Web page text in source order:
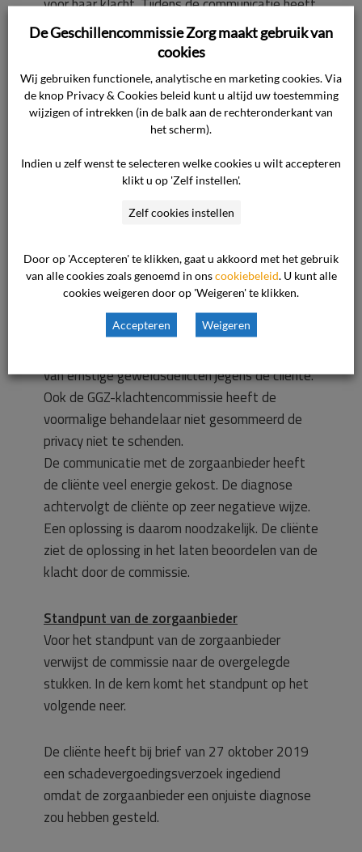
de cliënte nadrukkelijk aangegeven dat zij een
slechte ervaring heeft met de GGZ-
klachtencommissie. Dit is ook door de
zorgaanbieder erkend waarna zij twee
oplossingen boden. (1) De zorgaanbieder zou
zelf advies vragen bij de GGZ-
klachtencommissie en cliënte over het advies
informeren. (2) De cliënte kon haar brief
dat de diagnose ‘Persoonlijkheidsstoornis nao’
geven dat er alleen sprake is van ASS. Geen van
de geboden oplossingen is passend. Er is sprake
van ernstige vertrouwensbreuken onder meer
doordat er tot jaren na haar behandeling
van ernstige geweldsdelicten jegens de cliënte.
Ook de GGZ-klachtencommissie heeft de
voormalige behandelaar niet gesommeerd de
privacy niet te schenden.
De communicatie met de zorgaanbieder heeft
de cliënte veel energie gekost. De diagnose
achtervolgt de cliënte op zeer negatieve wijze.
Een oplossing is daarom noodzakelijk. De cliënte
ziet de oplossing in het laten beoordelen van de
klacht door de commissie.
Standpunt van de zorgaanbieder
Voor het standpunt van de zorgaanbieder
verwijst de commissie naar de overgelegde
stukken. In de kern komt het standpunt op het
volgende neer.
De cliënte heeft bij brief van 27 oktober 2019
een schadevergoedingsverzoek ingediend
omdat de zorgaanbieder een onjuiste diagnose
zou hebben gesteld.
De Geschillencommissie Zorg maakt gebruik van
cookies
Wij gebruiken functionele, analytische en marketing cookies. Via
de knop Privacy & Cookies beleid kunt u altijd uw toestemming
wijzigen of intrekken (in de balk aan de rechteronderkant van
het scherm).
Indien u zelf wenst te selecteren welke cookies u wilt accepteren
klikt u op 'Zelf instellen'.
Zelf cookies instellen
Door op 'Accepteren' te klikken, gaat u akkoord met het gebruik
van alle cookies zoals genoemd in onscookiebeleid. U kunt alle
cookies weigeren door op 'Weigeren' te klikken.
Accepteren Weigeren